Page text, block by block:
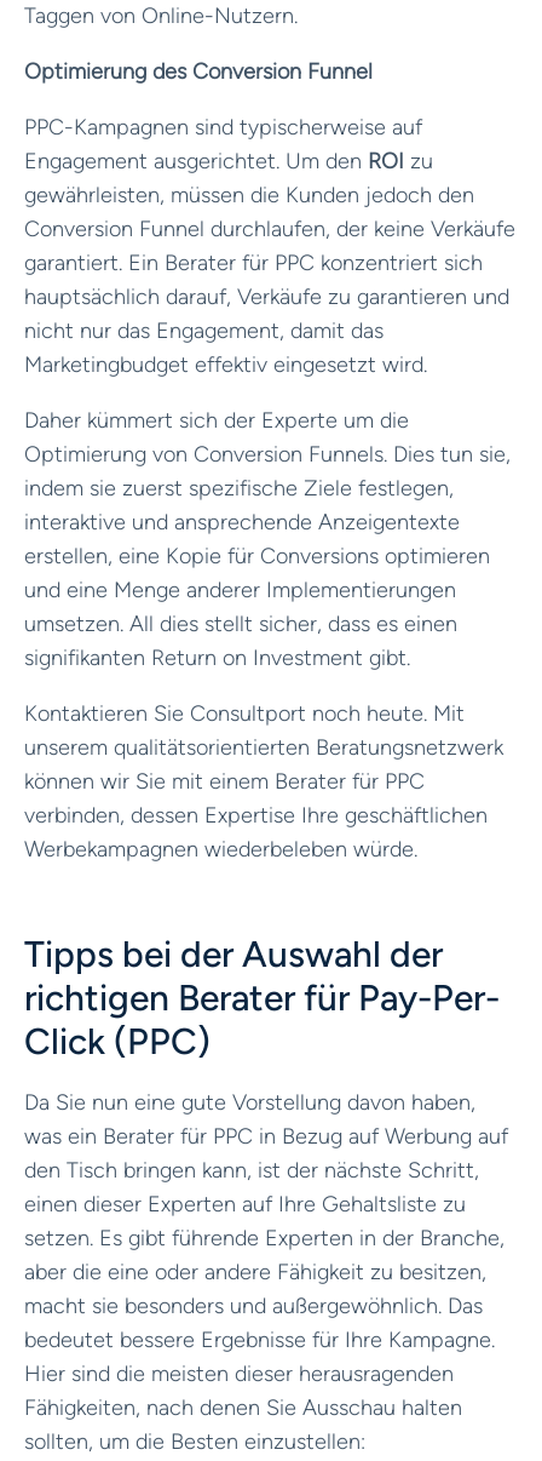
Taggen von Online-Nutzern.
Optimierung des Conversion Funnel
PPC-Kampagnen sind typischerweise auf
Engagement ausgerichtet. Um den ROI zu
gewährleisten, müssen die Kunden jedoch den
Conversion Funnel durchlaufen, der keine Verkäufe
garantiert. Ein Berater für PPC konzentriert sich
hauptsächlich darauf, Verkäufe zu garantieren und
nicht nur das Engagement, damit das
Marketingbudget effektiv eingesetzt wird.
Daher kümmert sich der Experte um die
Optimierung von Conversion Funnels. Dies tun sie,
indem sie zuerst spezifische Ziele festlegen,
interaktive und ansprechende Anzeigentexte
erstellen, eine Kopie für Conversions optimieren
und eine Menge anderer Implementierungen
umsetzen. All dies stellt sicher, dass es einen
signifikanten Return on Investment gibt.
Kontaktieren Sie Consultport noch heute. Mit
unserem qualitätsorientierten Beratungsnetzwerk
können wir Sie mit einem Berater für PPC
verbinden, dessen Expertise Ihre geschäftlichen
Werbekampagnen wiederbeleben würde.
Tipps bei der Auswahl der
richtigen Berater für Pay-Per-
Click (PPC)
Da Sie nun eine gute Vorstellung davon haben,
was ein Berater für PPC in Bezug auf Werbung auf
den Tisch bringen kann, ist der nächste Schritt,
einen dieser Experten auf Ihre Gehaltsliste zu
setzen. Es gibt führende Experten in der Branche,
aber die eine oder andere Fähigkeit zu besitzen,
macht sie besonders und außergewöhnlich. Das
bedeutet bessere Ergebnisse für Ihre Kampagne.
Hier sind die meisten dieser herausragenden
Fähigkeiten, nach denen Sie Ausschau halten
sollten, um die Besten einzustellen: